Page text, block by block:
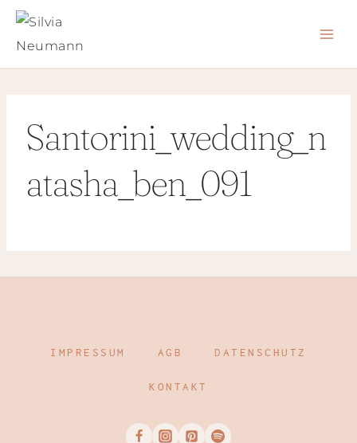
Zum
Santorini_wedding_n
atasha_ben_091
IMPRESSUM AGB DATENSCHUTZ
KONTAKT